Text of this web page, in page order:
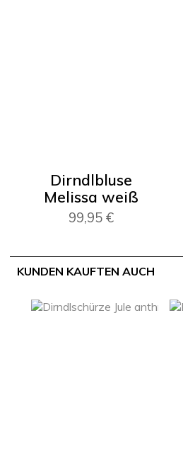
Dirndlbluse
Melissa weiß
99,95 €
KUNDEN KAUFTEN AUCH